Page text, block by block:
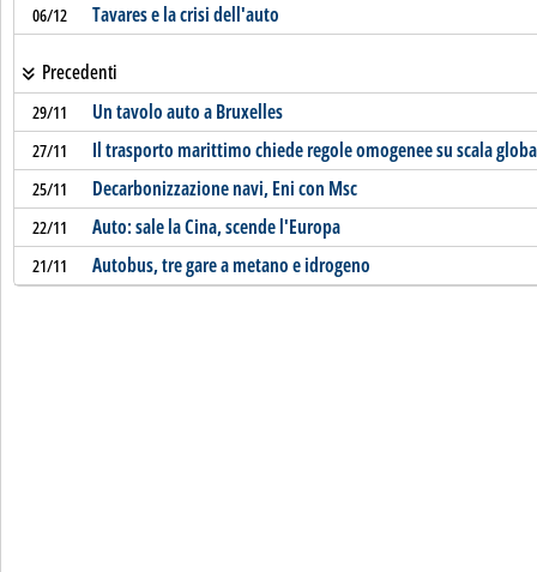
06/12 Tavares e la crisi dell'auto
Precedenti
29/11 Un tavolo auto a Bruxelles
27/11 Il trasporto marittimo chiede regole omogenee su scala
25/11 Decarbonizzazione navi, Eni con Msc
22/11 Auto: sale la Cina, scende l'Europa
21/11 Autobus, tre gare a metano e idrogeno